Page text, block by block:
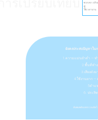
พวกเขา: ปรั
คู่;
ใช้เวลานาน
ยังคงประสบปัญหาใน
1.ความแม่นยำต่ำ — ท
2.พื้นที่ทำ
3.เสียงดัง
4.ใช้งานยาก —
5ตำแ
6. ประสิ
ค้นพบพลังแห่งระบบอัตโ